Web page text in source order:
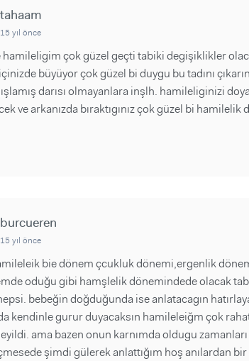
tahaam
15 yıl önce
çok güzel geçti tabiki degişiklikler
büyüyor çok güzel bi duygu bu tadını
darısı olmayanlara inşlh. hamileliginizi
ve arkanızda bıraktıgınız çok güzel bi
burcueren
15 yıl önce
bie dönem çcukluk dönemi,ergenlik
oduğu gibi hamşlelik dönemindede olacak
bebeğin doğduğunda ise anlatacagın
kendinle gurur duyacaksın hamileleiğm çok
ama bazen onun karnımda oldugu
şimdi gülerek anlattığım hoş anılardan bir